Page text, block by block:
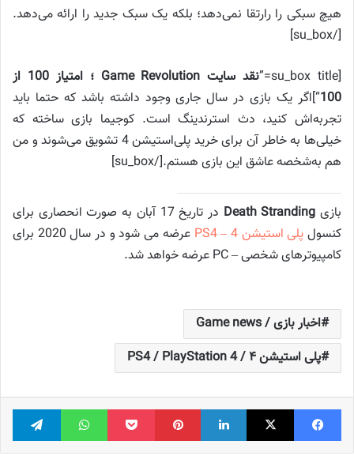
هیچ سبکی را رارتقا نمی‌دهد؛ بلکه یک سبک جدید را ارائه می‌دهد.
[/su_box]
[su_box title=”
نقد سایت Game Revolution ؛ امتیاز 100 از
100“]اگر یک بازی در سال جاری وجود داشته باشد که حتما باید
تجربه‌اش کنید، دث استرندینگ است. کوجیما بازی ساخته که
خیلی‌ها به خاطر آن برای خرید پلی‌استیشن 4 تشویق می‌شوند و من
هم به‌شخصه عاشق این بازی هستم.[/su_box]
بازی Death Stranding
در تاریخ 17 آبان به صورت انحصاری برای
کنسول پلی استیشن 4 – PS4
عرضه می شود و در سال 2020 برای
کامپیوترهای شخصی – PC عرضه خواهد شد.
اخبار بازی / Game news
پلی استیشن ۴ / PS4 / PlayStation 4
فیس بوک X لینکدین ‫پین‌ترست پاکت واتس آپ